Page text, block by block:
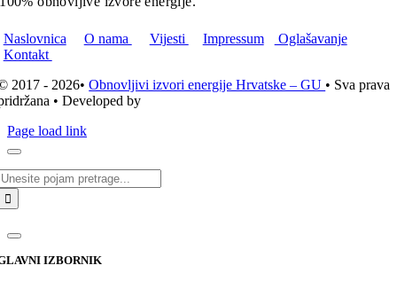
Naslovnica O nama Vijesti Impressum
Oglašavanje
Kontakt
2017 - 2026•Obnovljivi izvori energije Hrvatske – GU • Sva prava
• Developed by
Page load link
IZBORNIK